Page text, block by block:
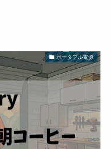
ポータブル電源